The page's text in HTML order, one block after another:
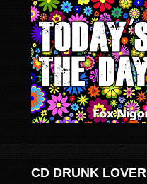
CD DRUNK LOVER